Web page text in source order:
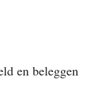
en beleggen